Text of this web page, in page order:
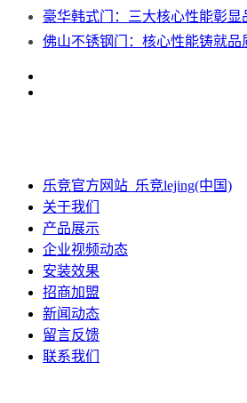
豪华韩式门：三大核心性能彰显
佛山不锈钢门：核心性能铸就品
乐竞官方网站_乐竞lejing(中国)
关于我们
产品展示
企业视频动态
安装效果
招商加盟
新闻动态
留言反馈
联系我们